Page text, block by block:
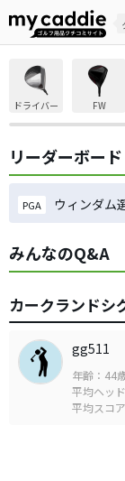
ドライバー FW
リーダーボード
PGA ウィンダム
みんなのQ&A
カークランドシ
gg511
年齢：44
平均ヘッ
平均スコ